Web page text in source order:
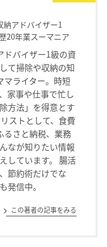
納アドバイザー1
20年業スーマニア
ドバイザー1級の資
て掃除や収納の知
マライター。時短
家事や仕事で忙し
方法」を得意とす
ストとして、食費
るさと納税、業務
なが知りたい情報
しています。 腸活
節約術だけでな
発信中。
この著者の記事をみる